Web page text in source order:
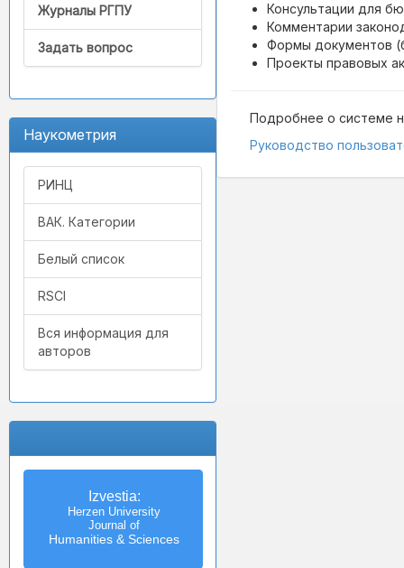
Журналы РГПУ
Задать вопрос
Наукометрия
РИНЦ
ВАК. Категории
Белый список
RSCI
Вся информация для
авторов
Izvestia:
Herzen University
Journal of
Humanities & Sciences
Консультации для
Комментарии
Формы документов
Проекты правовых
Подробнее о системе
Руководство